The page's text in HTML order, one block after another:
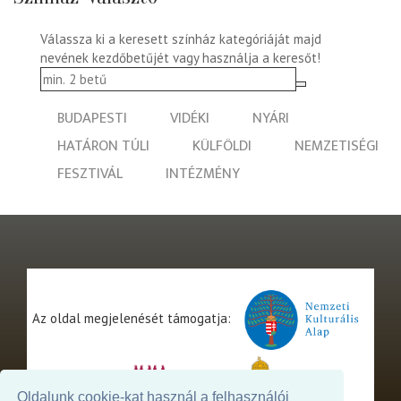
Oldalunk cookie-kat használ a felhasználói
Válassza ki a keresett színház kategóriáját majd
nevének kezdőbetűjét vagy használja a keresőt!
BUDAPESTI VIDÉKI
NYÁRI
HATÁRON TÚLI
KÜLFÖLDI
NEMZETISÉGI
FESZTIVÁL
INTÉZMÉNY
Az oldal megjelenését támogatja: